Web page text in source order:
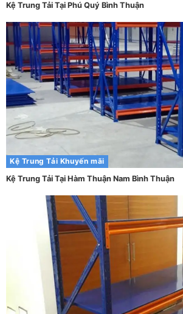
Kệ Trung Tải Tại Phú Quý Bình Thuận
Kệ Trung Tải Khuyến mãi
Kệ Trung Tải Tại Hàm Thuận Nam Bình Thuận